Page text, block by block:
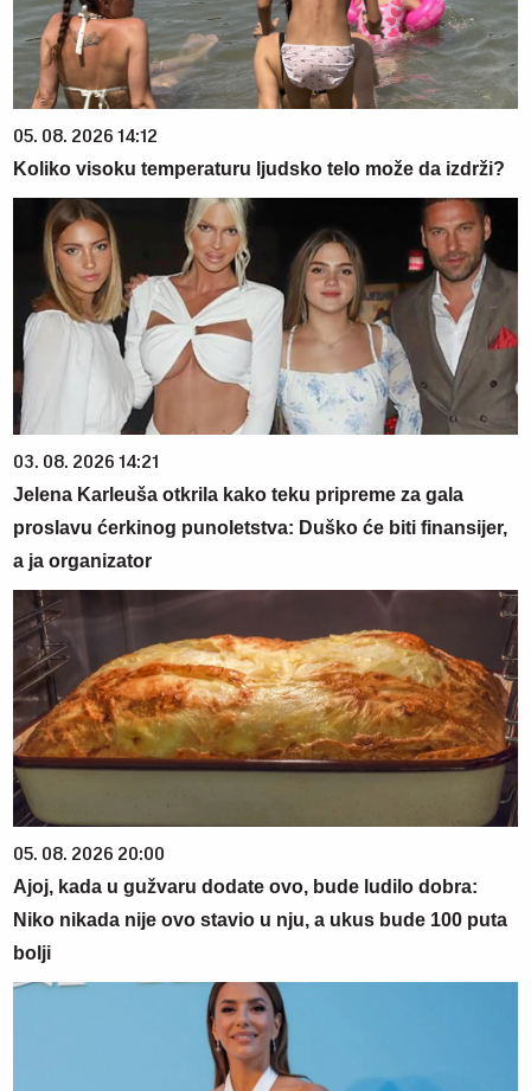
05. 08. 2026 14:12
Koliko visoku temperaturu ljudsko telo može da izdrži?
03. 08. 2026 14:21
Jelena Karleuša otkrila kako teku pripreme za gala
proslavu ćerkinog punoletstva: Duško će biti finansijer,
a ja organizator
05. 08. 2026 20:00
Ajoj, kada u gužvaru dodate ovo, bude ludilo dobra:
Niko nikada nije ovo stavio u nju, a ukus bude 100 puta
bolji